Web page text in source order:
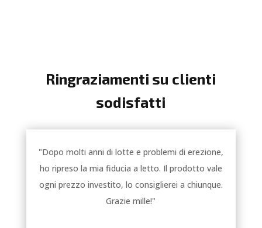
Ringraziamenti su clienti
sodisfatti
"Dopo molti anni di lotte e problemi di erezione,
ho ripreso la mia fiducia a letto. Il prodotto vale
ogni prezzo investito, lo consiglierei a chiunque.
Grazie mille!"